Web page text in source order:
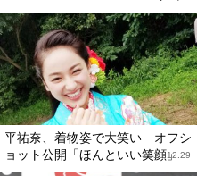
平祐奈、着物姿で大笑い オフシ
ョット公開「ほんといい笑顔」
2018.12.29